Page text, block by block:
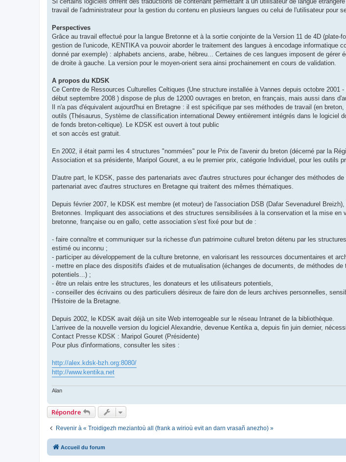
travail de l'administrateur pour la gestion du contenu en plusieurs langues ou celui de l'utilisateur pour
Perspectives
Grâce au travail effectué pour la langue Bretonne et à la sortie conjointe de la Version 11 de 4D (plate-
gestion de l'unicode, KENTIKA va pouvoir aborder le traitement des langues à encodage informatique
donné par exemple) : alphabets anciens, arabe, hébreu... Certaines de ces langues imposent de gérer
de droite à gauche. La version pour le moyen-orient sera ainsi prochainement en cours de validation.
A propos du KDSK
Ce Centre de Ressources Culturelles Celtiques (Une structure installée à Vannes depuis octobre 2001
début septembre 2008 ) dispose de plus de 12000 ouvrages en breton, en français, mais aussi dans
Il n'a pas d'équivalent aujourd'hui en Bretagne : il est spécifique par ses méthodes de travail (en
outils (Thésaurus, Système de classification international Dewey entièrement intégrés dans le logiciel
de fonds breton-celtique). Le KDSK est ouvert à tout public
et son accès est gratuit.
En 2002, il était parmi les 4 structures "nommées" pour le Prix de l'avenir du breton (décerné par la
Association et sa présidente, Maripol Gouret, a eu le premier prix, catégorie Individuel, pour les outils
D'autre part, le KDSK, passe des partenariats avec d'autres structures pour échanger des méthodes
partenariat avec d'autres structures en Bretagne qui traitent des mêmes thématiques.
Depuis février 2007, le KDSK est membre (et moteur) de l'association DSB (Dafar Sevenadurel
Bretonnes. Impliquant des associations et des structures sensibilisées à la conservation et la mise en
bretonne, française ou en gallo, cette association s'est fixé pour but de :
- faire connaître et communiquer sur la richesse d'un patrimoine culturel breton détenu par les
estimé ou inconnu ;
- participer au développement de la culture bretonne, en valorisant les ressources documentaires et
- mettre en place des dispositifs d'aides et de mutualisation (échanges de documents, de méthodes
potentiels...) ;
- être un relais entre les structures, les donateurs et les utilisateurs potentiels,
- conseiller des écrivains ou des particuliers désireux de faire don de leurs archives personnelles,
l'Histoire de la Bretagne.
Depuis 2002, le KDSK avait déjà un site Web interrogeable sur le réseau Intranet de la bibliothèque.
L'arrivee de la nouvelle version du logiciel Alexandrie, devenue Kentika a, depuis fin juin dernier,
Contact Presse KDSK : Maripol Gouret (Présidente)
Pour plus d'informations, consulter les sites :
http://alex.kdsk-bzh.org:8080/
http://www.kentika.net
Alan
Répondre
Revenir à « Troidigezh meziantoù all (frank a wirioù evit an darn vrasañ anezho) »
Accueil du forum